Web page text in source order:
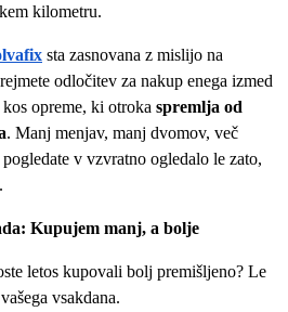
kilometru.
sta zasnovana z mislijo na
odločitev za nakup enega izmed
opreme, ki otroka spremlja od
. Manj menjav, manj dvomov, več
v vzvratno ogledalo le zato,
Kupujem manj, a bolje
letos kupovali bolj premišljeno? Le
vsakdana.